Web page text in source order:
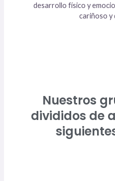
desarrollo físico y
cariñoso y
Nuestros
divididos de